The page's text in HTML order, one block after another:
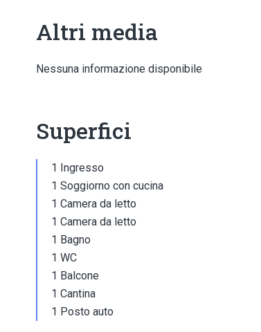
Altri media
Nessuna informazione disponibile
Superfici
1 Ingresso
1 Soggiorno con cucina
1 Camera da letto
1 Camera da letto
1 Bagno
1 WC
1 Balcone
1 Cantina
1 Posto auto